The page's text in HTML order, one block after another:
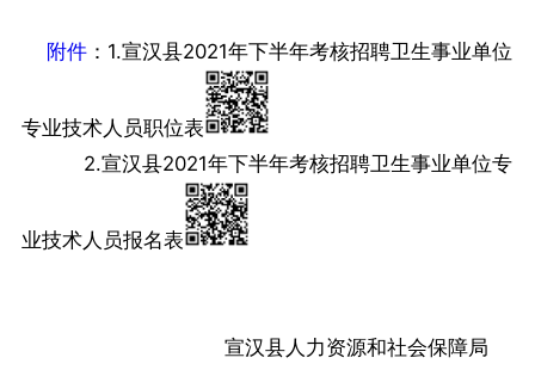
附件：1.宣汉县2021年下半年考核招聘卫生事业单位
专业技术人员职位表
2.宣汉县2021年下半年考核招聘卫生事业单位专
业技术人员报名表
宣汉县人力资源和社会保障局